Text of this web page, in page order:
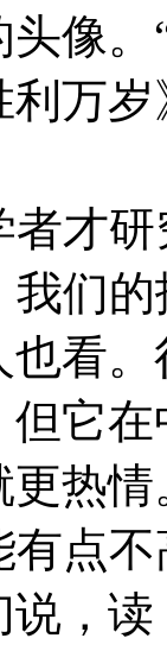
像
利万
者才
我们
看
它
更热情
点不
说，